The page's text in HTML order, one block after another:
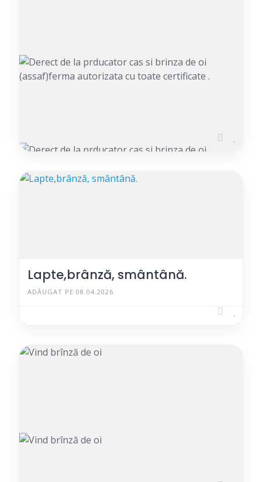
Derect de la prducator cas si
brinza de oi (assaf)ferma
Lapte,brânză, smântână.
ADĂUGAT PE 08.04.2026
Vind brînză de oi